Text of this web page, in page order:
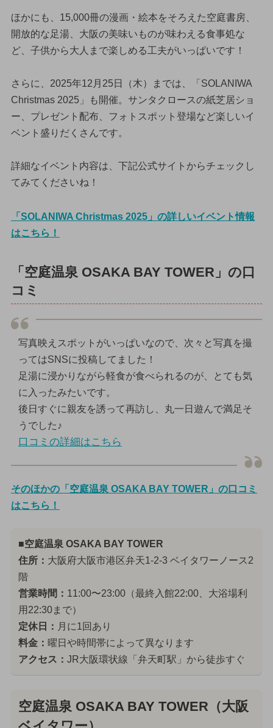
ほかにも、15,000冊の漫画・絵本をそろえた空庭書房、
開放的な足湯、大阪の美味いものが味わえる食事処な
ど、子供から大人まで楽しめる工夫がいっぱいです！
さらに、2025年12月25日（木）までは、「SOLANIWA
Christmas 2025」も開催。サンタクロースの紙芝居ショ
ー、プレゼント配布、フォトスポット登場など楽しいイ
ベント盛りだくさんです。
詳細なイベント内容は、下記公式サイトからチェックし
てみてくださいね！
「SOLANIWA Christmas 2025」の詳しいイベント情報
はこちら！
「空庭温泉 OSAKA BAY TOWER」の口
コミ
写真映えスポットがいっぱいなので、次々と写真を撮
ってはSNSに投稿してました！
足湯に浸かりながら軽食が食べられるのが、とても気
に入ったみたいです。
後日すぐに親友を誘って再訪し、丸一日遊んで満足そ
うでした♪
口コミの詳細はこちら
そのほかの「空庭温泉 OSAKA BAY TOWER」の口コミ
はこちら！
■空庭温泉 OSAKA BAY TOWER
住所： 大阪府大阪市港区弁天1-2-3 ベイタワーノース2
階
営業時間： 11:00〜23:00（最終入館22:00、大浴場利
用22:30まで）
定休日： 月に1回あり
料金： 曜日や時間帯によって異なります
アクセス： JR大阪環状線「弁天町駅」から徒歩すぐ
空庭温泉 OSAKA BAY TOWER（大阪